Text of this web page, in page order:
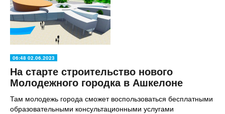
06:48 02.06.2023
На старте строительство нового
Молодежного городка в Ашкелоне
Там молодежь города сможет воспользоваться бесплатными
образовательными консультационными услугами